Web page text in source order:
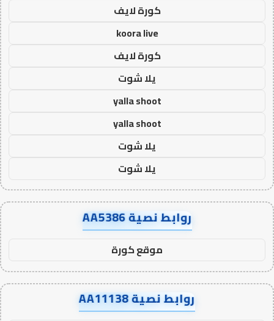
كورة لايف
koora live
كورة لايف
يلا شوت
yalla shoot
yalla shoot
يلا شوت
يلا شوت
روابط نصية AA5386
موقع كورة
روابط نصية AA11138